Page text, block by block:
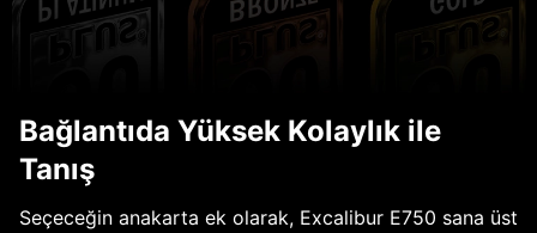
Bağlantıda Yüksek Kolaylık ile
Tanış
Seçeceğin anakarta ek olarak, Excalibur E750 sana üst